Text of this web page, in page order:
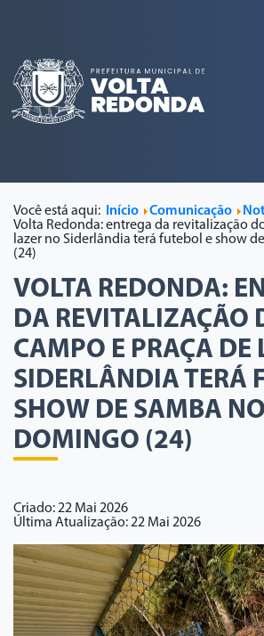
Você está aqui: Início Comunicação
Volta Redonda: entrega da revitalização
lazer no Siderlândia terá futebol e show
(24)
VOLTA REDONDA:
DA REVITALIZAÇÃO
CAMPO E PRAÇA DE
SIDERLÂNDIA TERÁ
SHOW DE SAMBA NO
DOMINGO (24)
Criado: 22 Mai 2026
Última Atualização: 22 Mai 2026